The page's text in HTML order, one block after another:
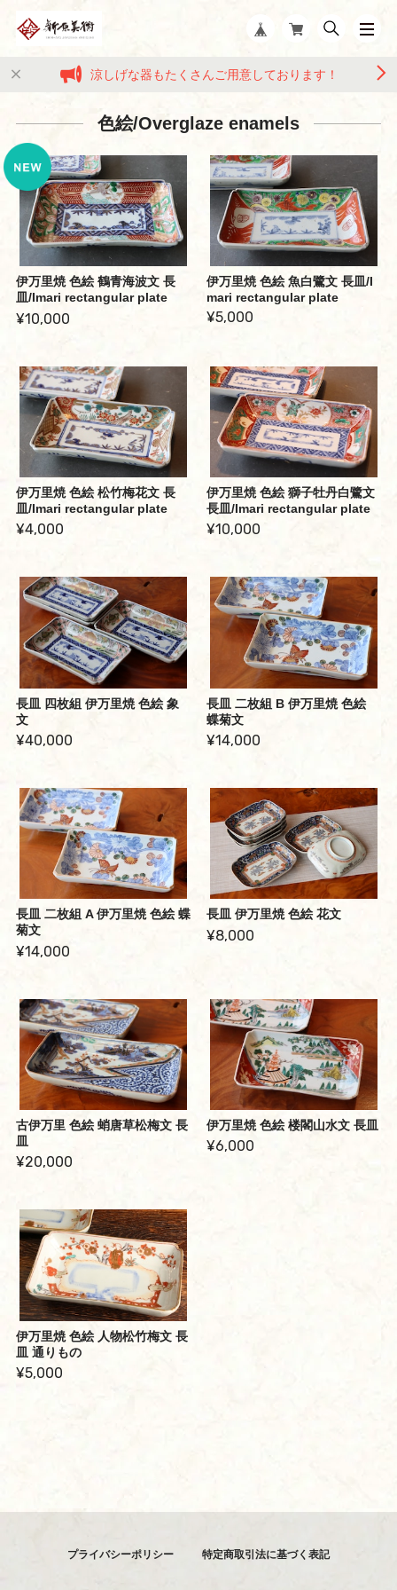
涼しげな器もたくさんご用意しております！
色絵/Overglaze enamels
伊万里焼 色絵 鶴青海波文 長
皿/Imari rectangular plate
¥10,000
伊万里焼 色絵 魚白鷺文 長皿/I
mari rectangular plate
¥5,000
伊万里焼 色絵 松竹梅花文 長
皿/Imari rectangular plate
¥4,000
伊万里焼 色絵 獅子牡丹白鷺文
長皿/Imari rectangular plate
¥10,000
長皿 四枚組 伊万里焼 色絵 象
文
¥40,000
長皿 二枚組 B 伊万里焼 色絵
蝶菊文
¥14,000
長皿 二枚組 A 伊万里焼 色絵 蝶
菊文
¥14,000
長皿 伊万里焼 色絵 花文
¥8,000
古伊万里 色絵 蛸唐草松梅文 長
皿
¥20,000
伊万里焼 色絵 楼閣山水文 長皿
¥6,000
伊万里焼 色絵 人物松竹梅文 長
皿 通りもの
¥5,000
プライバシーポリシー 特定商取引法に基づく表記